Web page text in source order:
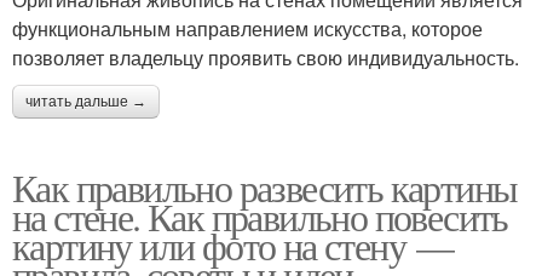
функциональным направлением искусства, которое
позволяет владельцу проявить свою индивидуальность.
читать дальше →
Как правильно развесить картины
на стене. Как правильно повесить
картину или фото на стену —